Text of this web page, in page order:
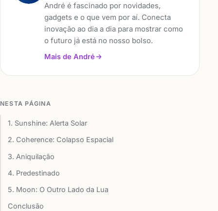
André é fascinado por novidades,
gadgets e o que vem por aí. Conecta
inovação ao dia a dia para mostrar como
o futuro já está no nosso bolso.
Mais de André
NESTA PÁGINA
1. Sunshine: Alerta Solar
2. Coherence: Colapso Espacial
3. Aniquilação
4. Predestinado
5. Moon: O Outro Lado da Lua
Conclusão